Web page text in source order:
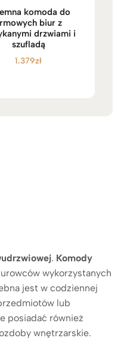
komoda do
biur z
drzwiami i
szufladą
1.379zł
. Komody
wykorzystanych
jest w codziennej
lub
posiadać również
wnętrzarskie.